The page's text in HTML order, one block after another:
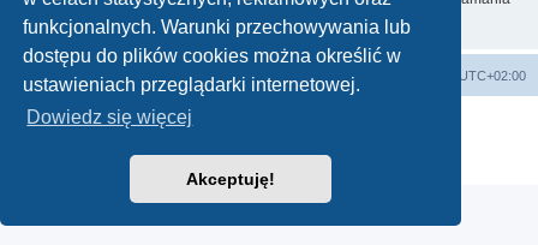
funkcjonalnych. Warunki przechowywania lub
dostępu do plików cookies można określić w
ustawieniach przeglądarki internetowej.
Dowiedz się więcej
Akceptuję!
do witryny, podczas których może dojść do kradzieży danych.
Lista Przebojów Programu Trzeciego UTC+02:00
Technologię dostarcza
Zasady ochrony danych osobowych